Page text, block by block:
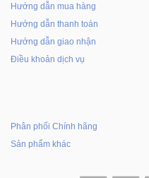
Hướng dẫn mua hàng
Hướng dẫn thanh toán
Hướng dẫn giao nhận
Điều khoản dịch vụ
Phân phối Chính hãng
Sản phẩm khác